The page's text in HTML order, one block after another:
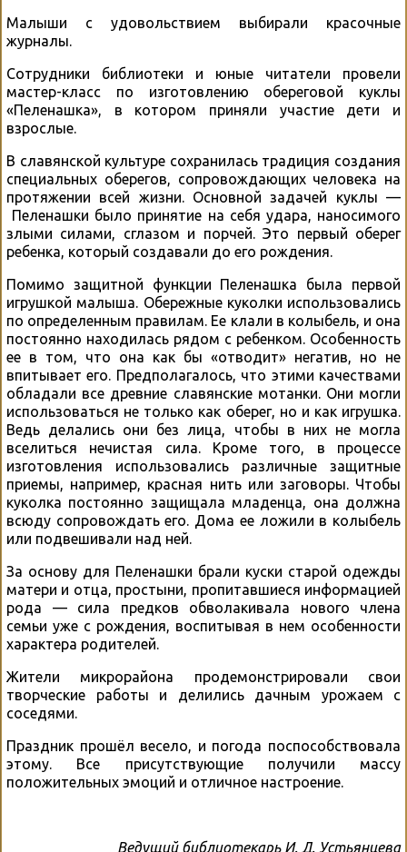
Малыши с удовольствием выбирали красочные
журналы.
Сотрудники библиотеки и юные читатели провели
мастер-класс по изготовлению обереговой куклы
«Пеленашка», в котором приняли участие дети и
взрослые.
В славянской культуре сохранилась традиция создания
специальных оберегов, сопровождающих человека на
протяжении всей жизни. Основной задачей куклы —
Пеленашки было принятие на себя удара, наносимого
злыми силами, сглазом и порчей. Это первый оберег
ребенка, который создавали до его рождения.
Помимо защитной функции Пеленашка была первой
игрушкой малыша. Обережные куколки использовались
по определенным правилам. Ее клали в колыбель, и она
постоянно находилась рядом с ребенком. Особенность
ее в том, что она как бы «отводит» негатив, но не
впитывает его. Предполагалось, что этими качествами
обладали все древние славянские мотанки. Они могли
использоваться не только как оберег, но и как игрушка.
Ведь делались они без лица, чтобы в них не могла
вселиться нечистая сила. Кроме того, в процессе
изготовления использовались различные защитные
приемы, например, красная нить или заговоры. Чтобы
куколка постоянно защищала младенца, она должна
всюду сопровождать его. Дома ее ложили в колыбель
или подвешивали над ней.
За основу для Пеленашки брали куски старой одежды
матери и отца, простыни, пропитавшиеся информацией
рода — сила предков обволакивала нового члена
семьи уже с рождения, воспитывая в нем особенности
характера родителей.
Жители микрорайона продемонстрировали свои
творческие работы и делились дачным урожаем с
соседями.
Праздник прошёл весело, и погода поспособствовала
этому. Все присутствующие получили массу
положительных эмоций и отличное настроение.
Ведущий библиотекарь И. Д. Устьянцева